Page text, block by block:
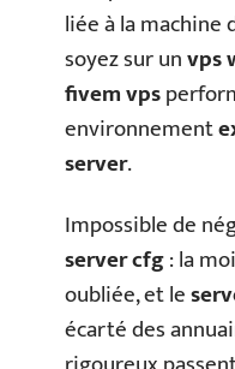
liée à la machine
soyez sur unvps
fivem vps
environnement
server.
Impossible de
server cfg: la
oubliée, et le
écarté des